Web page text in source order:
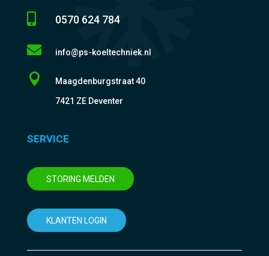
 0570 624 784
 info@ps-koeltechniek.nl
 Maagdenburgstraat 40
7421 ZE Deventer
SERVICE
STORING MELDEN
KLANTEN LOGIN